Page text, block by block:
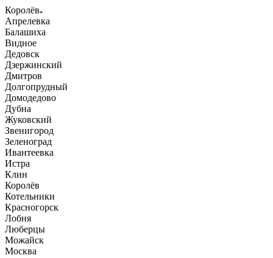
Королёв
Апрелевка
Балашиха
Видное
Дедовск
Дзержинский
Дмитров
Долгопрудный
Домодедово
Дубна
Жуковский
Звенигород
Зеленоград
Ивантеевка
Истра
Клин
Королёв
Котельники
Красногорск
Лобня
Люберцы
Можайск
Москва